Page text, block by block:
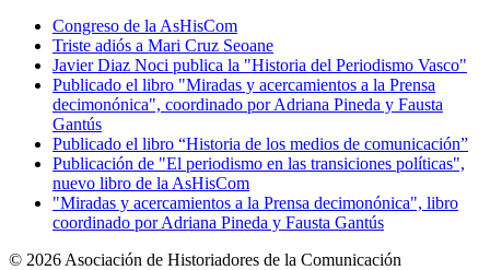
Congreso de la AsHisCom
Triste adiós a Mari Cruz Seoane
Javier Diaz Noci publica la "Historia del Periodismo Vasco"
Publicado el libro "Miradas y acercamientos a la Prensa
decimonónica", coordinado por Adriana Pineda y Fausta
Gantús
Publicado el libro “Historia de los medios de comunicación”
Publicación de "El periodismo en las transiciones políticas",
nuevo libro de la AsHisCom
"Miradas y acercamientos a la Prensa decimonónica", libro
coordinado por Adriana Pineda y Fausta Gantús
© 2026 Asociación de Historiadores de la Comunicación